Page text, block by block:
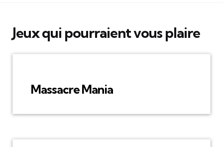
Jeux qui pourraient vous plaire
Massacre Mania